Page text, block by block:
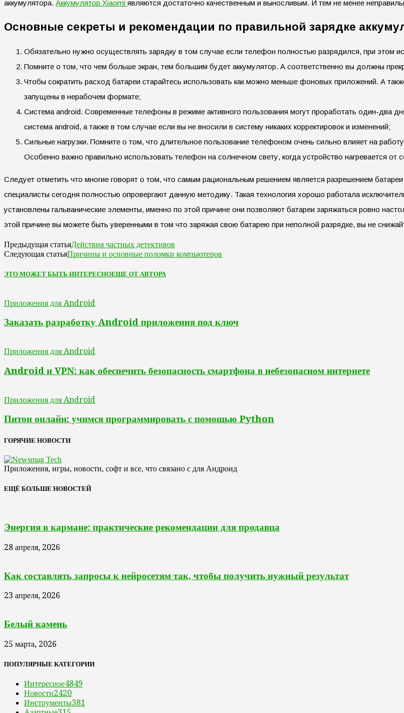
аккумулятора. Аккумулятор Xiaomi являются достаточно качественным и выносливым. И тем не менее
Основные секреты и рекомендации по правильной зарядке
Обязательно нужно осуществлять зарядку в том случае если телефон полностью разрядился, при этом
Помните о том, что чем больше экран, тем большим будет аккумулятор. А соответственно вы должны
Чтобы сократить расход батареи старайтесь использовать как можно меньше фоновых приложений. А
запущены в нерабочем формате;
Система android. Современные телефоны в режиме активного пользования могут проработать один-два
система android, а также в том случае если вы не вносили в систему никаких корректировок и изменений;
Сильные нагрузки. Помните о том, что длительное пользование телефоном очень сильно влияет на
Особенно важно правильно использовать телефон на солнечном свету, когда устройство нагревается от
Следует отметить что многие говорят о том, что самым рациональным решением является разрешением
специалисты сегодня полностью опровергают данную методику. Такая технология хорошо работала
установлены гальванические элементы, именно по этой причине они позволяют батареи заряжаться ровно
этой причине вы можете быть уверенными в том что заряжая свою батарею при неполной разрядке, вы не
Предыдущая статьяДействия частных детективов
Следующая статьяПричины и основные поломки компьютеров
ЭТО МОЖЕТ БЫТЬ ИНТЕРЕСНОЕЩЕ ОТ АВТОРА
Приложения для Android
Заказать разработку Android приложения под ключ
Приложения для Android
Android и VPN: как обеспечить безопасность смартфона в небезопасном интернете
Приложения для Android
Питон онлайн: учимся программировать с помощью Python
ГОРЯЧИЕ НОВОСТИ
Приложения, игры, новости, софт и все, что связано с для Андроид
ЕЩЁ БОЛЬШЕ НОВОСТЕЙ
Энергия в кармане: практические рекомендации для продавца
28 апреля, 2026
Как составлять запросы к нейросетям так, чтобы получить нужный результат
23 апреля, 2026
Белый камень
25 марта, 2026
ПОПУЛЯРНЫЕ КАТЕГОРИИ
Интересное4849
Новости2420
Инструменты381